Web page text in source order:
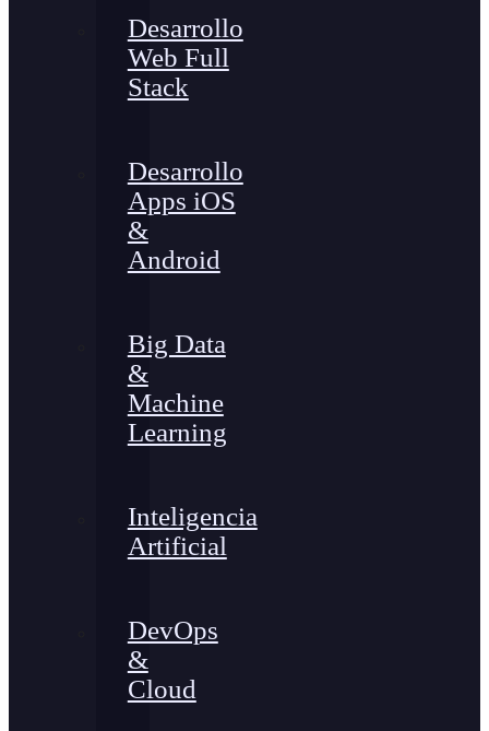
Desarrollo
Web Full
Stack
Desarrollo
Apps iOS
&
Android
Big Data
&
Machine
Learning
Inteligencia
Artificial
DevOps
&
Cloud